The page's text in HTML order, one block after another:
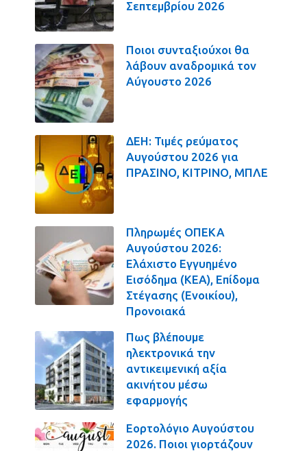
Σεπτεμβρίου 2026
Ποιοι συνταξιούχοι θα
λάβουν αναδρομικά τον
Αύγουστο 2026
ΔΕΗ: Τιμές ρεύματος
Αυγούστου 2026 για
ΠΡΑΣΙΝΟ, ΚΙΤΡΙΝΟ, ΜΠΛΕ
Πληρωμές ΟΠΕΚΑ
Αυγούστου 2026:
Ελάχιστο Εγγυημένο
Εισόδημα (ΚΕΑ), Επίδομα
Στέγασης (Ενοικίου),
Προνοιακά
Πως βλέπουμε
ηλεκτρονικά την
αντικειμενική αξία
ακινήτου μέσω
εφαρμογής
Εορτολόγιο Αυγούστου
2026. Ποιοι γιορτάζουν